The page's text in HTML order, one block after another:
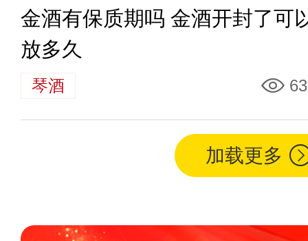
金酒有保质期吗 金酒开封了可
放多久
琴酒
加载更多